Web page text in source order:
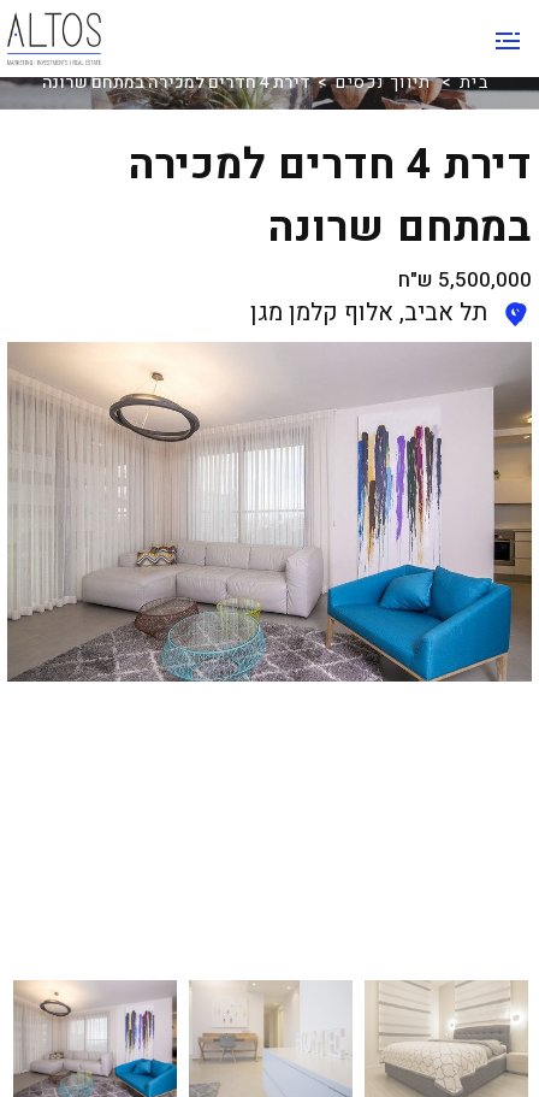
בית > תיווך נכסים > דירת 4 חדרים למכירה במתחם שרונה
דירת 4 חדרים למכירה
במתחם שרונה
5,500,000 ש"ח
תל אביב, אלוף קלמן מגן